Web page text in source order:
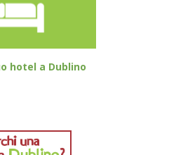
hotel a Dublino